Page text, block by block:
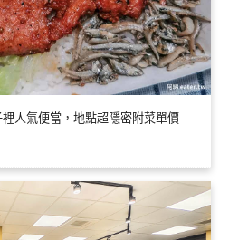
人氣便當，地點超隱密附菜單價